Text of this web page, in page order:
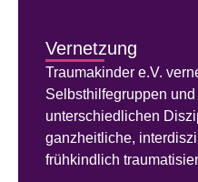
Vernetzung
Traumakinder e.V.
Selbsthilfegruppen
unterschiedlichen
ganzheitliche,
frühkindlich